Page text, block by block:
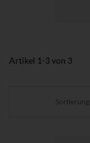
Artikel 1 -3 von 3
Sortierung